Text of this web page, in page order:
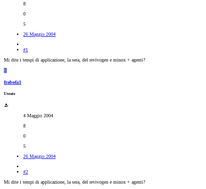
8
0
5
26 Maggio 2004
#1
Mi dite i tempi di applicazione, la sera, del revivogen e minox + agenti?
F
frabofa1
Utente
4 Maggio 2004
8
0
5
26 Maggio 2004
#2
Mi dite i tempi di applicazione, la sera, del revivogen e minox + agenti?